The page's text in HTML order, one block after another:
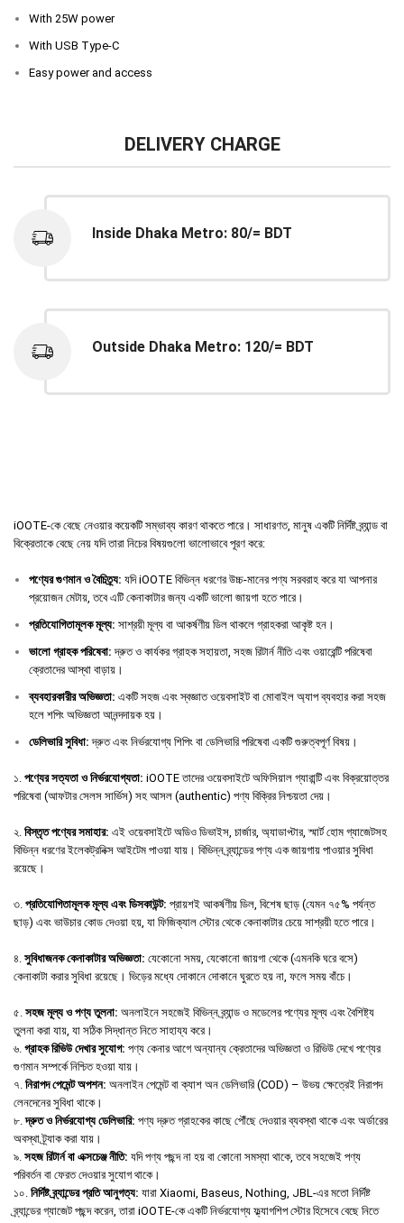
With 25W power
With USB Type-C
Easy power and access
DELIVERY CHARGE
Inside Dhaka Metro: 80/= BDT
Outside Dhaka Metro: 120/= BDT
iOOTE-কে বেছে নেওয়ার কয়েকটি সম্ভাব্য কারণ থাকতে পারে। সাধারণত, মানুষ একটি নির্দিষ্ট ব্র্যান্ড বা
বিক্রেতাকে বেছে নেয় যদি তারা নিচের বিষয়গুলো ভালোভাবে পূরণ করে:
পণ্যের গুণমান ও বৈচিত্র্য: যদি iOOTE বিভিন্ন ধরণের উচ্চ-মানের পণ্য সরবরাহ করে যা আপনার
প্রয়োজন মেটায়, তবে এটি কেনাকাটার জন্য একটি ভালো জায়গা হতে পারে।
প্রতিযোগিতামূলক মূল্য: সাশ্রয়ী মূল্য বা আকর্ষণীয় ডিল থাকলে গ্রাহকরা আকৃষ্ট হন।
ভালো গ্রাহক পরিষেবা: দ্রুত ও কার্যকর গ্রাহক সহায়তা, সহজ রিটার্ন নীতি এবং ওয়ারেন্টি পরিষেবা
ক্রেতাদের আস্থা বাড়ায়।
ব্যবহারকারীর অভিজ্ঞতা: একটি সহজ এবং স্বজ্ঞাত ওয়েবসাইট বা মোবাইল অ্যাপ ব্যবহার করা সহজ
হলে শপিং অভিজ্ঞতা আনন্দদায়ক হয়।
ডেলিভারি সুবিধা: দ্রুত এবং নির্ভরযোগ্য শিপিং বা ডেলিভারি পরিষেবা একটি গুরুত্বপূর্ণ বিষয়।
১. পণ্যের সত্যতা ও নির্ভরযোগ্যতা: iOOTE তাদের ওয়েবসাইটে অফিসিয়াল গ্যারান্টি এবং বিক্রয়োত্তর
পরিষেবা (আফটার সেলস সার্ভিস) সহ আসল (authentic) পণ্য বিক্রির নিশ্চয়তা দেয়।
২. বিস্তৃত পণ্যের সমাহার: এই ওয়েবসাইটে অডিও ডিভাইস, চার্জার, অ্যাডাপ্টার, স্মার্ট হোম গ্যাজেটসহ
বিভিন্ন ধরণের ইলেকট্রনিক্স আইটেম পাওয়া যায়। বিভিন্ন ব্র্যান্ডের পণ্য এক জায়গায় পাওয়ার সুবিধা
রয়েছে।
৩. প্রতিযোগিতামূলক মূল্য এবং ডিসকাউন্ট: প্রায়শই আকর্ষণীয় ডিল, বিশেষ ছাড় (যেমন ৭৫% পর্যন্ত
ছাড়) এবং ভাউচার কোড দেওয়া হয়, যা ফিজিক্যাল স্টোর থেকে কেনাকাটার চেয়ে সাশ্রয়ী হতে পারে।
৪. সুবিধাজনক কেনাকাটার অভিজ্ঞতা: যেকোনো সময়, যেকোনো জায়গা থেকে (এমনকি ঘরে বসে)
কেনাকাটা করার সুবিধা রয়েছে। ভিড়ের মধ্যে দোকানে দোকানে ঘুরতে হয় না, ফলে সময় বাঁচে।
৫. সহজ মূল্য ও পণ্য তুলনা: অনলাইনে সহজেই বিভিন্ন ব্র্যান্ড ও মডেলের পণ্যের মূল্য এবং বৈশিষ্ট্য
তুলনা করা যায়, যা সঠিক সিদ্ধান্ত নিতে সাহায্য করে।
৬. গ্রাহক রিভিউ দেখার সুযোগ: পণ্য কেনার আগে অন্যান্য ক্রেতাদের অভিজ্ঞতা ও রিভিউ দেখে পণ্যের
গুণমান সম্পর্কে নিশ্চিত হওয়া যায়।
৭. নিরাপদ পেমেন্ট অপশন: অনলাইন পেমেন্ট বা ক্যাশ অন ডেলিভারি (COD) – উভয় ক্ষেত্রেই নিরাপদ
লেনদেনের সুবিধা থাকে।
৮.দ্রুত ও নির্ভরযোগ্য ডেলিভারি: পণ্য দ্রুত গ্রাহকের কাছে পৌঁছে দেওয়ার ব্যবস্থা থাকে এবং অর্ডারের
অবস্থা ট্র্যাক করা যায়।
৯. সহজ রিটার্ন বা এক্সচেঞ্জ নীতি: যদি পণ্য পছন্দ না হয় বা কোনো সমস্যা থাকে, তবে সহজেই পণ্য
পরিবর্তন বা ফেরত দেওয়ার সুযোগ থাকে।
১০. নির্দিষ্ট ব্র্যান্ডের প্রতি আনুগত্য: যারা Xiaomi, Baseus, Nothing, JBL-এর মতো নির্দিষ্ট
ব্র্যান্ডের গ্যাজেট পছন্দ করেন, তারা iOOTE-কে একটি নির্ভরযোগ্য ফ্ল্যাগশিপ স্টোর হিসেবে বেছে নিতে